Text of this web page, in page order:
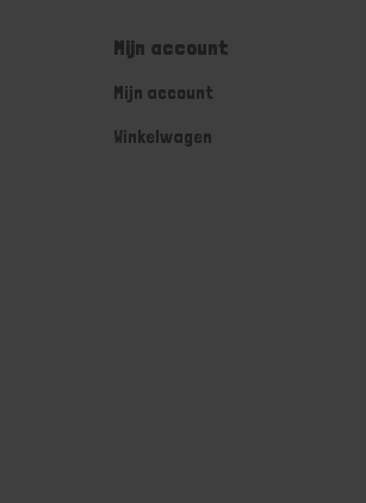
Mijn account
Mijn account
Winkelwagen